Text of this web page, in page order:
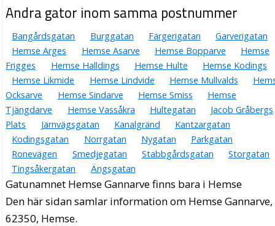
Andra gator inom samma postnummer
Bangårdsgatan Burggatan Färgerigatan
Garverigatan
Hemse Arges
Hemse Asarve Hemse Bopparve
Hemse
Frigges
Hemse Halldings Hemse Hulte
Hemse Kodings
Hemse Likmide
Hemse Lindvide Hemse Mullvalds
Ocksarve
Hemse Sindarve Hemse Smiss
Hemse
Tjängdarve
Hemse Vassåkra Hultegatan
Jacob Gråbergs
Plats
Järnvägsgatan Kanalgränd
Kantzargatan
Kodingsgatan
Norrgatan Nygatan
Parkgatan
Ronevägen
Smedjegatan Stabbgårdsgatan
Storgatan
Tingsåkergatan
Ängsgatan
Gatunamnet Hemse Gannarve finns bara i Hemse
Den här sidan samlar information om Hemse Gannarve,
62350, Hemse.